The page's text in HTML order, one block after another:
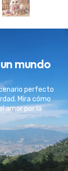
mundo
perfecto
Mira cómo
amor por la